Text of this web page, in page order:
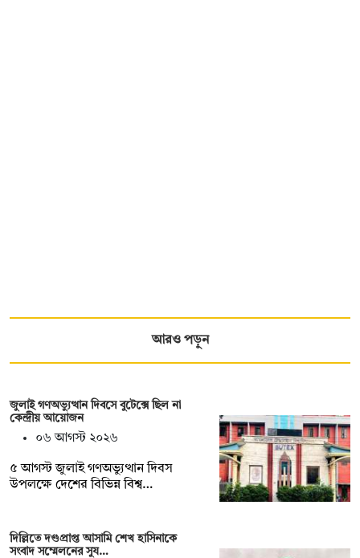
আরও পড়ুন
জুলাই গণঅভ্যুত্থান দিবসে বুটেক্সে ছিল না
কেন্দ্রীয় আয়োজন
০৬ আগস্ট ২০২৬
৫ আগস্ট জুলাই গণঅভ্যুত্থান দিবস
উপলক্ষে দেশের বিভিন্ন বিশ্ব…
দিল্লিতে দণ্ডপ্রাপ্ত আসামি শেখ হাসিনাকে
সংবাদ সম্মেলনের সুয…